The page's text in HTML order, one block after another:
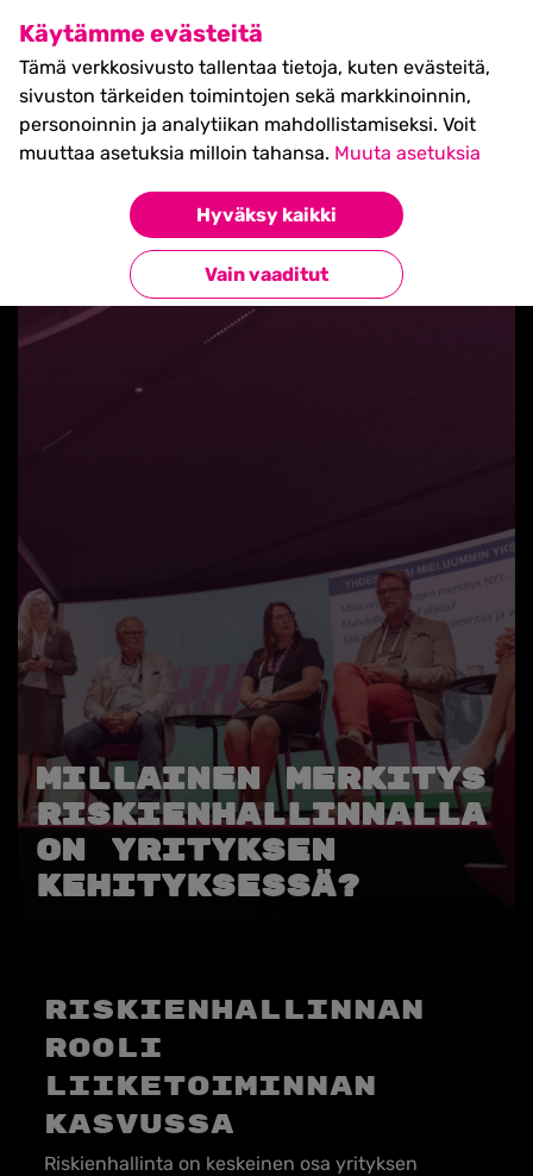
Käytämme evästeitä
Tämä verkkosivusto tallentaa tietoja, kuten evästeitä,
sivuston tärkeiden toimintojen sekä markkinoinnin,
personoinnin ja analytiikan mahdollistamiseksi. Voit
muuttaa asetuksia milloin tahansa. Muuta asetuksia
Hyväksy kaikki
Vain vaaditut
SHIFT Business Festival
27.5.2027, Turku - liput
myynnissä nyt! >>
Takaisin blogilistaan
Millainen merkitys
riskienhallinnalla
on yrityksen
kehityksessä?
Riskienhallinnan
rooli
liiketoiminnan
kasvussa
Riskienhallinta on keskeinen osa yrityksen